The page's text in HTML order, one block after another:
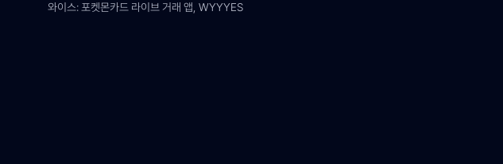
와이스: 포켓몬카드 라이브 거래 앱, WYYYES